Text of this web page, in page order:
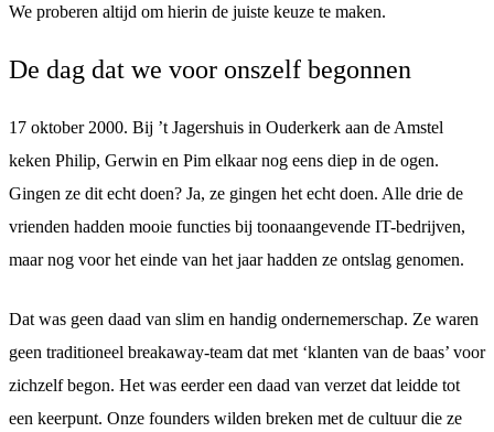
We proberen altijd om hierin de juiste keuze te maken.
De dag dat we voor onszelf begonnen
17 oktober 2000. Bij ’t Jagershuis in Ouderkerk aan de Amstel
keken Philip, Gerwin en Pim elkaar nog eens diep in de ogen.
Gingen ze dit echt doen? Ja, ze gingen het echt doen. Alle drie de
vrienden hadden mooie functies bij toonaangevende IT-bedrijven,
maar nog voor het einde van het jaar hadden ze ontslag genomen.
Dat was geen daad van slim en handig ondernemerschap. Ze waren
geen traditioneel breakaway-team dat met ‘klanten van de baas’ voor
zichzelf begon. Het was eerder een daad van verzet dat leidde tot
een keerpunt. Onze founders wilden breken met de cultuur die ze